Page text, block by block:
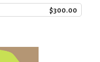
$300.00